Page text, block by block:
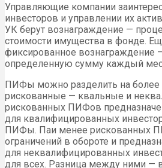
Управляющие компании
инвесторов и управлении их
УК берут вознаграждение —
стоимости имущества в фонде.
фиксированное вознаграждение
определенную сумму каждый
ПИФы можно разделить на более
рискованные — квальные и
рискованных ПИФов
для квалифицированных
ПИФы. Паи менее рискованных
ограничений в обороте и
для неквалифицированных
для всех. Разница между ними —